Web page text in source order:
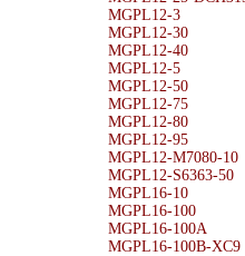
MGPL12-3
MGPL12-30
MGPL12-40
MGPL12-5
MGPL12-50
MGPL12-75
MGPL12-80
MGPL12-95
MGPL12-M7080-10
MGPL12-S6363-50
MGPL16-10
MGPL16-100
MGPL16-100A
MGPL16-100B-XC9